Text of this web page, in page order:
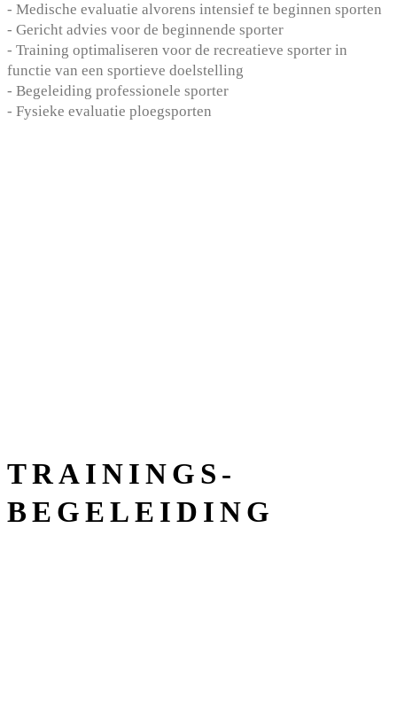
- Medische evaluatie alvorens intensief te beginnen sporten
- Gericht advies voor de beginnende sporter
- Training optimaliseren voor de recreatieve sporter in
functie van een sportieve doelstelling
- Begeleiding professionele sporter
- Fysieke evaluatie ploegsporten
TRAININGS-
BEGELEIDING